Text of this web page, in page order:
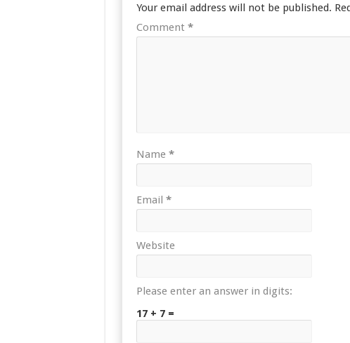
Your email address will not be published.
Comment *
Name *
Email *
Website
Please enter an answer in digits:
17 + 7 =